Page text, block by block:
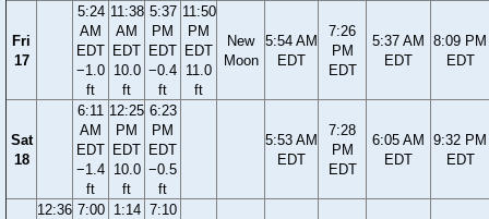
Fri
17
5:24
AM
EDT
−1.0
ft
11:38
AM
EDT
10.0
ft
5:37
PM
EDT
−0.4
ft
11:50
PM
EDT
11.0
ft
New
Moon
5:54 AM
EDT
7:26
PM
EDT
5:37 AM
EDT
8:09 PM
EDT
Sat
18
6:11
AM
EDT
−1.4
ft
12:25
PM
EDT
10.0
ft
6:23
PM
EDT
−0.5
ft
5:53 AM
EDT
7:28
PM
EDT
6:05 AM
EDT
9:32 PM
EDT
12:36 7:00
1:14 7:10